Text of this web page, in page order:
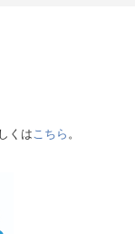
くは こちら 。